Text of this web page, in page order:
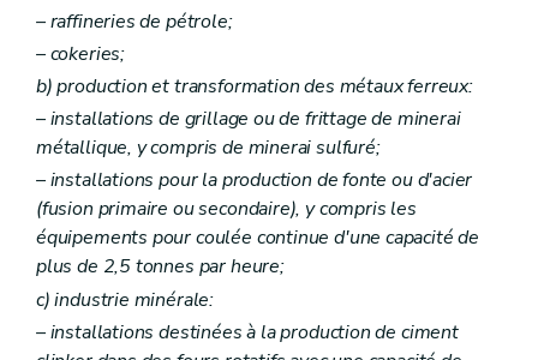
Art. 196
Art. 197
Art. 198
Art. 199
Art. 200
Art. 201
Art. 202
Art. 203
Art. 204
Art. 205
Art. 206
Art. 207
Art. 208
Art. 210
– raffineries de pétrole;
– cokeries;
b) production et transformation des métaux ferreux:
– installations de grillage ou de frittage de minerai
métallique, y compris de minerai sulfuré;
– installations pour la production de fonte ou d'acier
(fusion primaire ou secondaire), y compris les
équipements pour coulée continue d'une capacité de
plus de 2,5 tonnes par heure;
c) industrie minérale:
– installations destinées à la production de ciment